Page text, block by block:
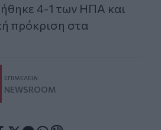
4-1 των ΗΠΑ και
πρόκριση στα
ΕΠΙΜΈΛΕΙΑ:
NEWSROOM